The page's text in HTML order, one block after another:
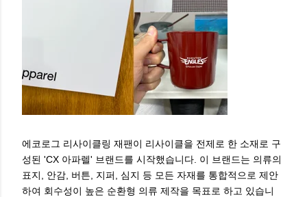
에코로그 리사이클링 재팬이 리사이클을 전제로 한 소재로 구
성된 'CX 아파렐' 브랜드를 시작했습니다. 이 브랜드는 의류의
표지, 안감, 버튼, 지퍼, 심지 등 모든 자재를 통합적으로 제안
하여 회수성이 높은 순환형 의류 제작을 목표로 하고 있습니